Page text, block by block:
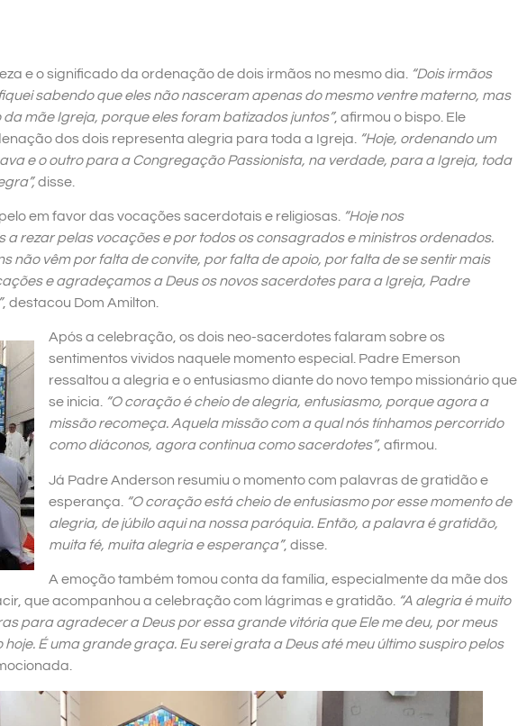
e o significado da ordenação de dois irmãos no mesmo dia.
“Dois irmãos
sabendo que eles não nasceram apenas do mesmo ventre materno, mas
mãe Igreja, porque eles foram batizados juntos”, afirmou o bispo. Ele
dos dois representa alegria para toda a Igreja.
“Hoje, ordenando um
e o outro para a Congregação Passionista, na verdade, para a Igreja, toda
disse.
em favor das vocações sacerdotais e religiosas.
“Hoje nos
a rezar pelas vocações e por todos os consagrados e ministros ordenados.
não vêm por falta de convite, por falta de apoio, por falta de se sentir mais
e agradeçamos a Deus os novos sacerdotes para a Igreja, Padre
, destacou Dom Amilton.
Após a celebração, os dois neo-sacerdotes falaram sobre os
sentimentos vividos naquele momento especial. Padre Emerson
ressaltou a alegria e o entusiasmo diante do novo tempo missionário que
se inicia. “O coração é cheio de alegria, entusiasmo, porque agora a
missão recomeça. Aquela missão com a qual nós tínhamos percorrido
como diáconos, agora continua como sacerdotes”, afirmou.
Já Padre Anderson resumiu o momento com palavras de gratidão e
esperança.
“O coração está cheio de entusiasmo por esse momento de
alegria, de júbilo aqui na nossa paróquia. Então, a palavra é gratidão,
muita fé, muita alegria e esperança”, disse.
A emoção também tomou conta da família, especialmente da mãe dos
que acompanhou a celebração com lágrimas e gratidão. “A alegria é muito
para agradecer a Deus por essa grande vitória que Ele me deu, por meus
É uma grande graça. Eu serei grata a Deus até meu último suspiro pelos